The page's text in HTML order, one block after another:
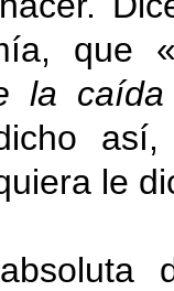
que
la
así,
le